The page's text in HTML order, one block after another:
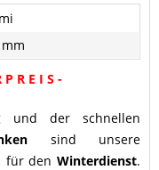
R E I S -
und der schnellen
sind unsere
für den Winterdienst.